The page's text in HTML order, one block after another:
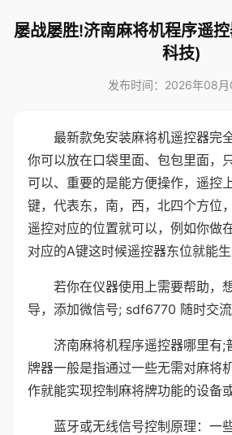
屡战屡胜!济南麻将机程序遥
科技)
发布时间：2026年08月
最新款免安装麻将机遥控器完
你可以放在口袋里面、包包里面，
可以、重要的是能方便操作，遥控
键，代表东，南，西，北四个方位
遥控对应的位置就可以，例如你做
对应的A键这时候遥控器东位就能生
若你在仪器使用上需要帮助，
导，添加微信号; sdf6770 随时交流
济南麻将机程序遥控器哪里有;
牌器一般是指通过一些无需对麻将
作就能实现控制麻将牌功能的设备或
蓝牙或无线信号控制原理：一